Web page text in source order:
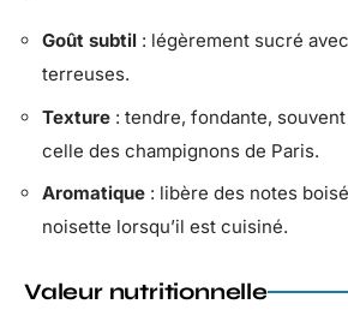
Goût subtil : légèrement sucré
terreuses.
Texture : tendre, fondante,
celle des champignons de Paris.
Aromatique : libère des notes
noisette lorsqu’il est cuisiné.
Valeur nutritionnelle